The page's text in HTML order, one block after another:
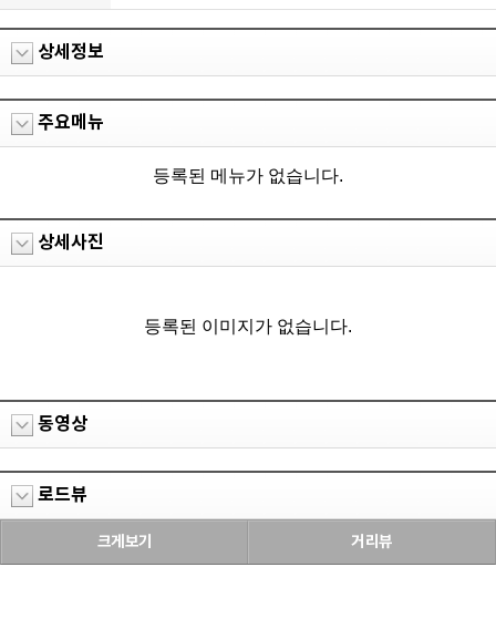
상세정보
주요메뉴
등록된 메뉴가 없습니다.
상세사진
등록된 이미지가 없습니다.
동영상
로드뷰
크게보기 거리뷰